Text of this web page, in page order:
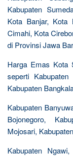
Kabupaten
Kota Banjar, Kota
Cimahi, Kota
di Provinsi Jawa
Harga Emas Kota
seperti Kabupaten
Kabupaten
Kabupaten
Bojonegoro,
Mojosari,
Kabupaten